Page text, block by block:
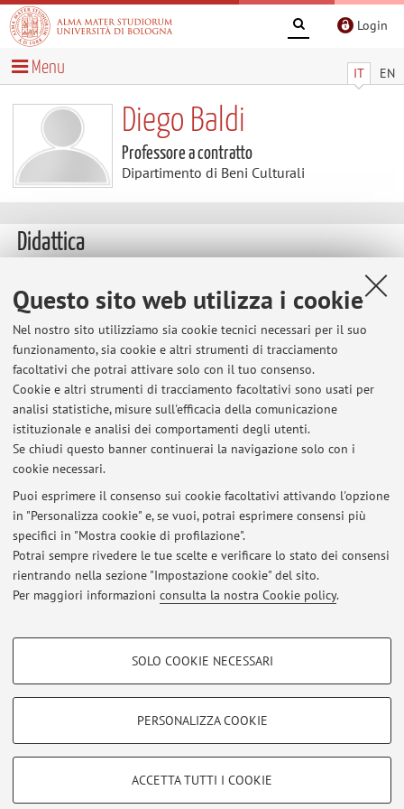
Questo sito web utilizza i cookie
Nel nostro sito utilizziamo sia cookie tecnici necessari per il suo
funzionamento, sia cookie e altri strumenti di tracciamento
facoltativi che potrai attivare solo con il tuo consenso.
Cookie e altri strumenti di tracciamento facoltativi sono usati per
analisi statistiche, misure sull'efficacia della comunicazione
istituzionale e analisi dei comportamenti degli utenti.
Se chiudi questo banner continuerai la navigazione solo con i
cookie necessari.
Puoi esprimere il consenso sui cookie facoltativi attivando l'opzione
in "Personalizza cookie" e, se vuoi, potrai esprimere consensi più
specifici in "Mostra cookie di profilazione".
Potrai sempre rivedere le tue scelte e verificare lo stato dei consensi
rientrando nella sezione "Impostazione cookie" del sito.
Per maggiori informazioni consulta la nostra Cookie policy.
COOKIE DI PROFILAZIONE - FACOLTATIVI
COOKIE TECNICI - NECESSARI
SOLO COOKIE NECESSARI
PERSONALIZZA COOKIE
ACCETTA TUTTI I COOKIE
Login
IT EN
Menu
Diego Baldi
Professore a contratto
Dipartimento di Beni Culturali
Didattica
Tesi
Insegnamenti
Anno Accademico
Non sono presenti attività didattiche per l'A.A. 2026-2027
Ultimi avvisi
Al momento non sono presenti avvisi.
Area riservata
Accedi tramiteloginper gestire tutti i contenuti del sito.
Zamboni, 33 - 40126 Bologna - Partita IVA: 01131710376